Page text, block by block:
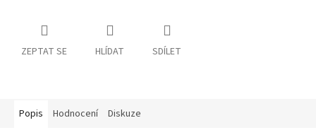
ZEPTAT SE HLÍDAT SDÍLET
Popis Hodnocení Diskuze